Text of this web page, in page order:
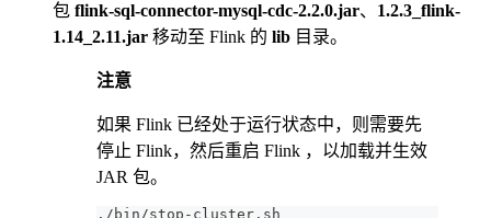
包 flink-sql-connector-mysql-cdc-2.2.0.jar、 1.2.3_flink-
1.14_2.11.jar 移动至 Flink 的 lib 目录。
注意
如果 Flink 已经处于运行状态中，则需要先
停止 Flink，然后重启 Flink ，以加载并生效
JAR 包。
./bin/stop-cluster.sh